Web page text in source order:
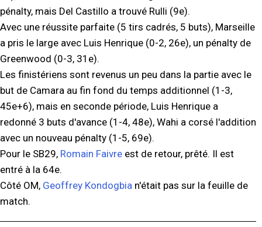
pénalty, mais Del Castillo a trouvé Rulli (9e).
Avec une réussite parfaite (5 tirs cadrés, 5 buts), Marseille
a pris le large avec Luis Henrique (0-2, 26e), un pénalty de
Greenwood (0-3, 31e).
Les finistériens sont revenus un peu dans la partie avec le
but de Camara au fin fond du temps additionnel (1-3,
45e+6), mais en seconde période, Luis Henrique a
redonné 3 buts d'avance (1-4, 48e), Wahi a corsé l'addition
avec un nouveau pénalty (1-5, 69e).
Pour le SB29, Romain Faivre est de retour, prêté. Il est
entré à la 64e.
Côté OM, Geoffrey Kondogbia n'était pas sur la feuille de
match.